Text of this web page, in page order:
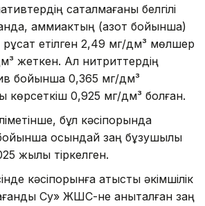
сақталмағаны белгілі
аммиактың (азот бойынша)
етілген 2,49 мг/дм³ мөлшер
жеткен. Ал нитриттердің
бойынша 0,365 мг/дм³
көрсеткіш 0,925 мг/дм³ болған.
бұл кәсіпорында
осындай заң бұзушылық
жылы тіркелген.
кәсіпорынға қатысты әкімшілік
Су» ЖШС-не анықталған заң